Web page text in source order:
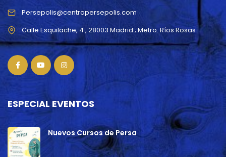
Persepolis@centropersepolis.com
ESPECIAL EVENTOS
Nuevos Cursos de Persa